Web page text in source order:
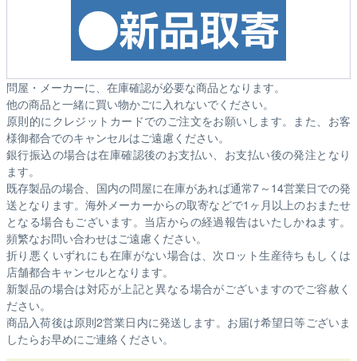
問屋・メーカーに、在庫確認が必要な商品となります。
他の商品と一緒に買い物かごに入れないでください。
原則的にクレジットカードでのご注文をお願いします。また、お客
様御都合でのキャンセルはご遠慮ください。
銀行振込の場合は在庫確認後のお支払い、お支払い後の発注となり
ます。
既存製品の場合、国内の問屋に在庫があれば通常7～14営業日での発
送となります。海外メーカーからの取寄などで1ヶ月以上のおまたせ
となる場合もございます。 当店からの経過報告はいたしかねます。
頻繁なお問い合わせはご遠慮ください。
折り悪くいずれにも在庫がない場合は、次ロット生産待ちもしくは
店舗都合キャンセルとなります。
新製品の場合は対応が上記と異なる場合がございますのでご容赦く
ださい。
商品入荷後は原則2営業日内に発送します。お届け希望日等ございま
したらお早めにご連絡ください。